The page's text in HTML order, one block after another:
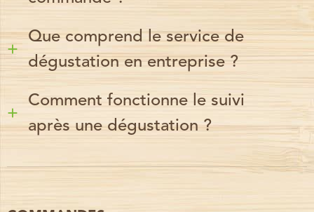
Que comprend le service de
dégustation en entreprise ?
Comment fonctionne le suivi
après une dégustation ?